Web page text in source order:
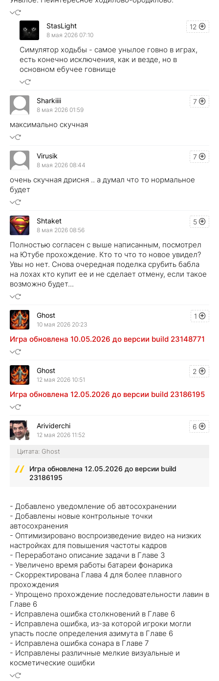
12
StasLight
8 мая 2026 07:10
Симулятор ходьбы - самое унылое говно в играх,
есть конечно исключения, как и везде, но в
основном ебучее говнище
7
Sharkiiii
8 мая 2026 01:59
максимально скучная
7
Virusik
8 мая 2026 08:44
очень скучная дрисня .. а думал что то нормальное
будет
5
Shtaket
8 мая 2026 08:56
Полностью согласен с выше написанным, посмотрел
на Ютубе прохождение. Кто то что то новое увидел?
Увы но нет. Снова очередная поделка срубить бабла
на лохах кто купит ее и не сделает отмену, если такое
возможно будет...
1
Ghost
10 мая 2026 20:23
Игра обновлена 10.05.2026 до версии build 23148771
2
Ghost
12 мая 2026 10:51
Игра обновлена 12.05.2026 до версии build 23186195
6
Arividerchi
12 мая 2026 11:52
Цитата: Ghost
Игра обновлена 12.05.2026 до версии build
23186195
- Добавлено уведомление об автосохранении
- Добавлены новые контрольные точки
автосохранения
- Оптимизировано воспроизведение видео на низких
настройках для повышения частоты кадров
- Переработано описание задачи в Главе 3
- Увеличено время работы батареи фонарика
- Скорректирована Глава 4 для более плавного
прохождения
- Упрощено прохождение последовательности лавин в
Главе 6
- Исправлена ​​ошибка столкновений в Главе 6
- Исправлена ​​ошибка, из-за которой игроки могли
упасть после определения азимута в Главе 6
- Исправлена ​​ошибка сонара в Главе 7
- Исправлены различные мелкие визуальные и
косметические ошибки